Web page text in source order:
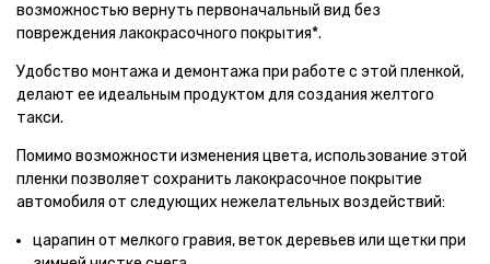
возможностью вернуть первоначальный вид без
повреждения лакокрасочного покрытия*.
Удобство монтажа и демонтажа при работе с этой пленкой,
делают ее идеальным продуктом для создания желтого
такси.
Помимо возможности изменения цвета, использование этой
пленки позволяет сохранить лакокрасочное покрытие
автомобиля от следующих нежелательных воздействий:
царапин от мелкого гравия, веток деревьев или щетки при